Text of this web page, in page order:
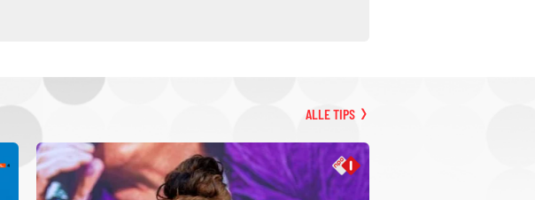
ALLE TIPS